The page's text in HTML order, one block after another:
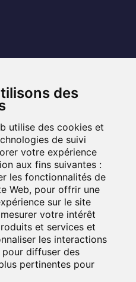
des
utilise des cookies et
de suivi
votre expérience
aux fins suivantes :
les fonctionnalités de
Web, pour offrir une
sur le site
votre intérêt
et services et
les interactions
pour diffuser des
pertinentes pour